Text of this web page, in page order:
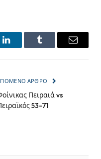
LinkedInTumblr Email
ΆΡΘΡΟ
Πειραιά vs
53-71